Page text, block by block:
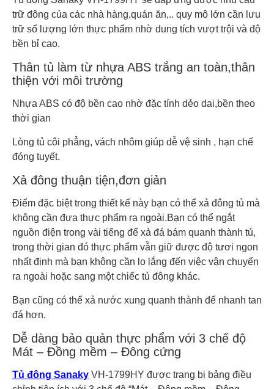
trữ đông của các nhà hàng,quán ăn,.. quy mô lớn cần lưu
trữ số lượng lớn thực phẩm nhờ dung tích vượt trội và độ
bền bỉ cao.
Thân tủ làm từ nhựa ABS trắng an toàn,thân
thiện với môi trường
Nhựa ABS có độ bền cao nhờ đặc tính dẻo dai,bền theo
thời gian
Lòng tủ côi phẳng, vách nhôm giúp dễ vệ sinh , hạn chế
đóng tuyết.
Xả đông thuận tiện,đơn giản
Điểm đặc biệt trong thiết kế này bạn có thể xả đông tủ mà
không cần đưa thực phẩm ra ngoài.Bạn có thể ngắt
nguồn điện trong vài tiếng để xả đá bám quanh thành tủ,
trong thời gian đó thực phẩm vẫn giữ được độ tươi ngon
nhất định mà bạn không cần lo lắng đến việc vận chuyển
ra ngoài hoặc sang một chiếc tủ đông khác.
Bạn cũng có thể xả nước xung quanh thành để nhanh tan
đá hơn.
Dễ dàng bảo quản thực phẩm với 3 chế độ
Mát – Đồng mềm – Đông cứng
Tủ đông Sanaky VH-1799HY được trang bị bảng điều